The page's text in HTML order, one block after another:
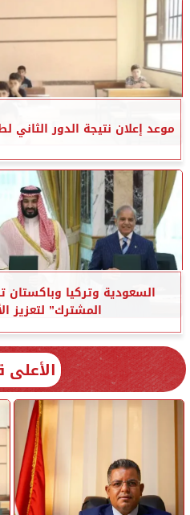
موعد إعلان نتيجة الدور الثاني
السعودية وتركيا وباكستان
المشترك” لتعزيز
الأعلى